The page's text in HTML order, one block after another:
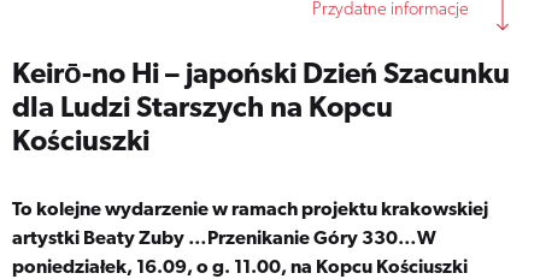
Przydatne informacje
Keirō-no Hi – japoński Dzień Szacunku
dla Ludzi Starszych na Kopcu
Kościuszki
To kolejne wydarzenie w ramach projektu krakowskiej
artystki Beaty Zuby …Przenikanie Góry 330…W
poniedziałek, 16.09, o g. 11.00, na Kopcu Kościuszki